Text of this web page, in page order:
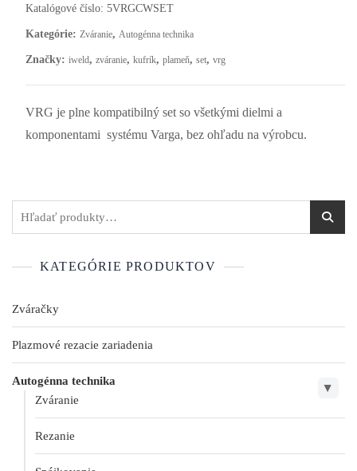
Katalógové číslo: 5VRGCWSET
Kategórie: Zváranie, Autogénna technika
Značky: iweld, zváranie, kufrík, plameň, set, vrg
VRG je plne kompatibilný set so všetkými dielmi a
komponentami systému Varga, bez ohľadu na výrobcu.
KATEGÓRIE PRODUKTOV
Zváračky
Plazmové rezacie zariadenia
▶
Autogénna technika
Zváranie
Rezanie